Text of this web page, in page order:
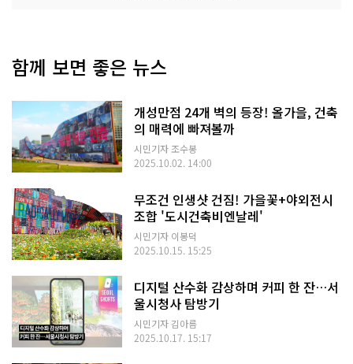
함께 보면 좋은 뉴스
개성만점 24개 벽의 등장! 올가을, 건축
의 매력에 빠져볼까
시민기자 조수봉
2025.10.02. 14:00
무조건 인생샷 건짐! 가을꽃+야외전시
조합 '도시건축비엔날레'
시민기자 이봉덕
2025.10.15. 15:25
디지털 산수화 감상하며 커피 한 잔…서
울시청사 탐방기
시민기자 김아름
2025.10.17. 15:17